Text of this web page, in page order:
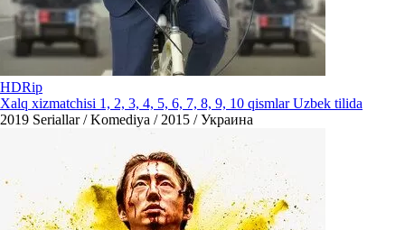
HDRip
Xalq xizmatchisi 1, 2, 3, 4, 5, 6, 7, 8, 9, 10 qismlar Uzbek tilida
2019 Seriallar / Komediya / 2015 / Украина